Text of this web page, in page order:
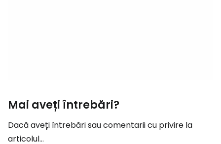
Mai aveți întrebări?
Dacă aveți întrebări sau comentarii cu privire la
articolul...